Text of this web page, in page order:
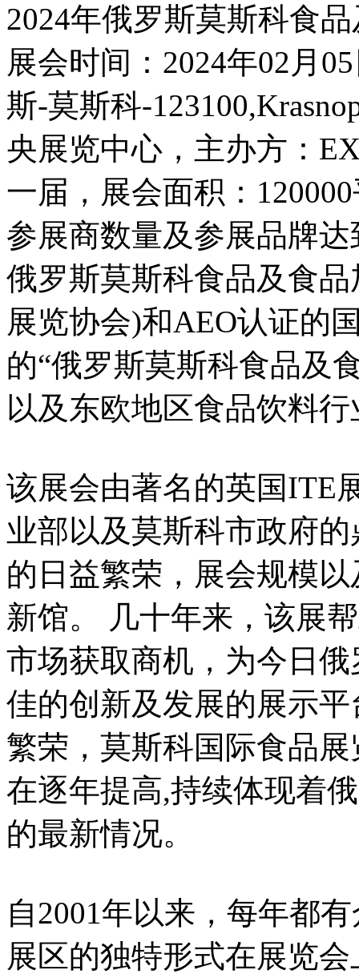
2024年俄罗斯莫斯科食
展会时间：2024年02月
斯-莫斯科-
央展览中心，主办方：
一届，展会面积：
参展商数量及参展品牌达
俄罗斯莫斯科食品及食
展览协会)和AEO认证的
的“俄罗斯莫斯科食品及
以及东欧地区食品饮料
该展会由著名的英国ITE
业部以及莫斯科市政府
的日益繁荣，展会规模
新馆。 几十年来，该展
市场获取商机，为今日
佳的创新及发展的展示
繁荣，莫斯科国际食品
在逐年提高,持续体现着
的最新情况。
自2001年以来，每年都
展区的独特形式在展览